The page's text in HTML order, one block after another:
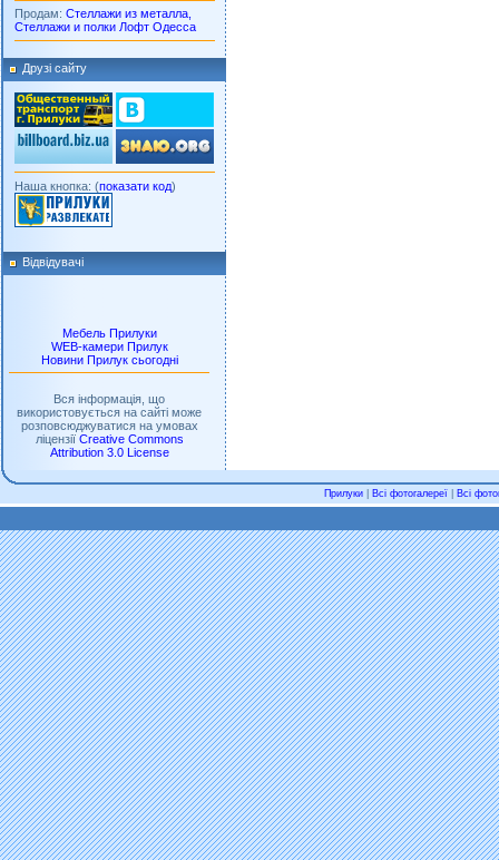
Продам: Стеллажи из металла,
Стеллажи и полки Лофт Одесса
Друзі сайту
Наша кнопка: (показати код)
Відвідувачі
Мебель Прилуки
WEB-камери Прилук
Новини Прилук сьогодні
Вся інформація, що
використовується на сайті може
розповсюджуватися на умовах
ліцензії Creative Commons
Attribution 3.0 License
Прилуки| Всі фотогалереї| Всі